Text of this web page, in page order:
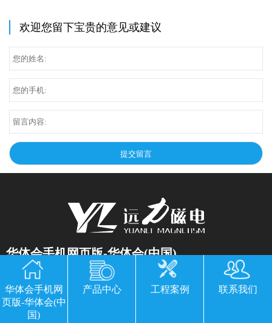
欢迎您留下宝贵的意见或建议
华体会手机网页版-华体会(中国)
公司地址：山东临朐县经济开发区北环路
电话：13869611251 郭经理 微信同号
传真：0536-3435877
华体会手机网
页版-华体会(中
国)
产品中心 工程案例 联系我们